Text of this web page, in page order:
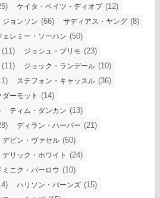
ケイタ・ベイツ・ディオプ(12)
ジョンソン (66) サディアス・ヤング (8)
ェレミー・ソーハン (50)
(11) ジョシュ・プリモ (23)
(11) ジョック・ランデール (10)
ステフォン・キャッスル (36)
ーモット (14)
ティム・ダンカン (13)
ディラン・ハーパー (21)
デビン・ヴァセル (50)
デリック・ホワイト (24)
ミニク・バーロウ (10)
ハリソン・バーンズ (15)